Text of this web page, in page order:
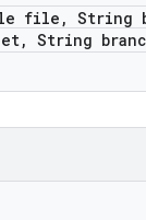
file , String
, String